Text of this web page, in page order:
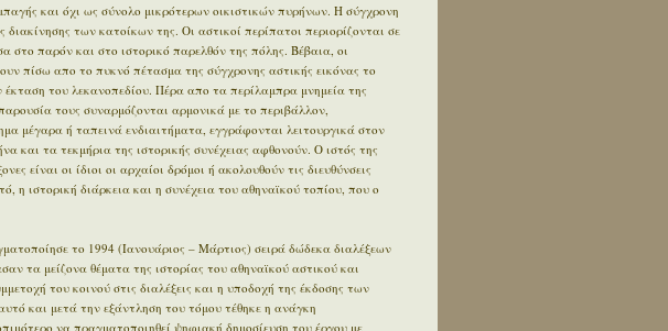
και όχι ως σύνολο μικρότερων οικιστικών πυρήνων. Η σύγχρονη
των κατοίκων της. Οι αστικοί περίπατοι περιορίζονται σε
στο παρόν και στο ιστορικό παρελθόν της πόλης. Βέβαια, οι
πίσω απο το πυκνό πέτασμα της σύγχρονης αστικής εικόνας το
του λεκανοπεδίου. Πέρα απο τα περίλαμπρα μνημεία της
τους συναρμόζονται αρμονικά με το περιβάλλον,
μέγαρα ή ταπεινά ενδιαιτήματα, εγγράφονται λειτουργικά στον
και τα τεκμήρια της ιστορικής συνέχειας αφθονούν. Ο ιστός της
είναι οι ίδιοι οι αρχαίοι δρόμοι ή ακολουθούν τις διευθύνσεις
η ιστορική διάρκεια και η συνέχεια του αθηναϊκού τοπίου, που ο
το 1994 (Ιανουάριος – Μάρτιος) σειρά δώδεκα διαλέξεων
τα μείζονα θέματα της ιστορίας του αθηναϊκού αστικού και
του κοινού στις διαλέξεις και η υποδοχή της έκδοσης των
και μετά την εξάντληση του τόμου τέθηκε η ανάγκη
να πραγματοποιηθεί ψηφιακή δημοσίευση του έργου με